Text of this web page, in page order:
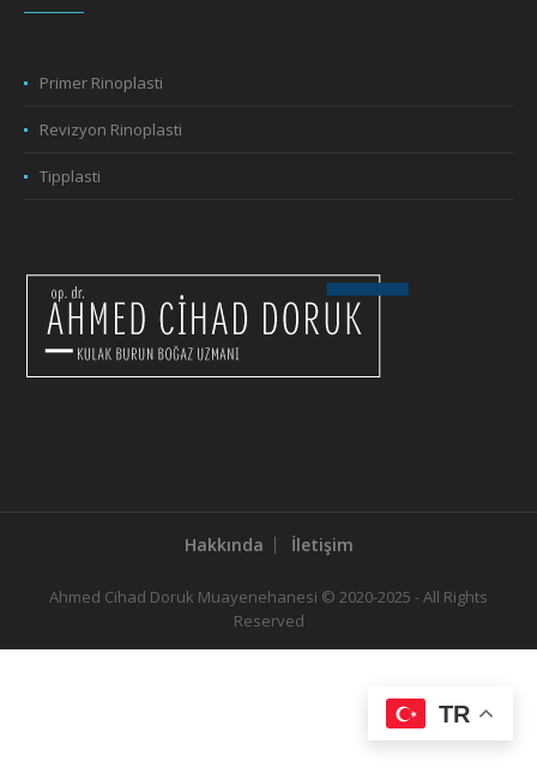
Primer Rinoplasti
Revizyon Rinoplasti
Tipplasti
Hakkında İletişim
Ahmed Cihad Doruk Muayenehanesi © 2020-2025 - All Rights
Reserved
TR